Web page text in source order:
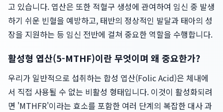
고 있습니다. 엽산은 또한 적혈구 생성에 관여하여 임신 중 발생
하기 쉬운 빈혈을 예방하고, 태반의 정상적인 발달과 태아의 성
장을 지원하는 등 임신 전반에 걸쳐 중요한 역할을 수행합니다.
활성형 엽산(5-MTHF)이란 무엇이며 왜 중요한가?
우리가 일반적으로 섭취하는 합성 엽산(Folic Acid)은 체내에
서 직접 사용될 수 없는 비활성 형태입니다. 이것이 활성화되려
면 'MTHFR'이라는 효소를 포함한 여러 단계의 복잡한 대사 과